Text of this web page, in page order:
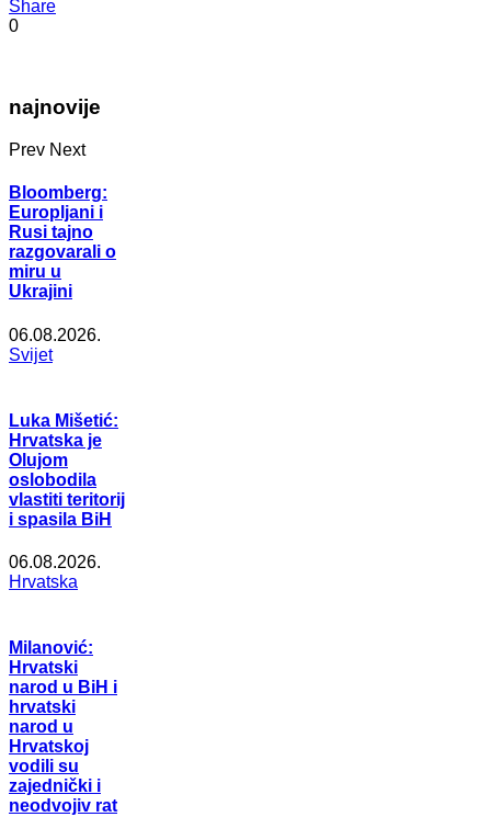
Share
0
najnovije
Prev Next
Bloomberg:
Europljani i
Rusi tajno
razgovarali o
miru u
Ukrajini
06.08.2026.
Svijet
Luka Mišetić:
Hrvatska je
Olujom
oslobodila
vlastiti teritorij
i spasila BiH
06.08.2026.
Hrvatska
Milanović:
Hrvatski
narod u BiH i
hrvatski
narod u
Hrvatskoj
vodili su
zajednički i
neodvojiv rat